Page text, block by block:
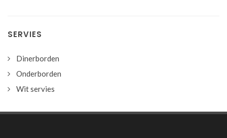
SERVIES
Dinerborden
Onderborden
Wit servies